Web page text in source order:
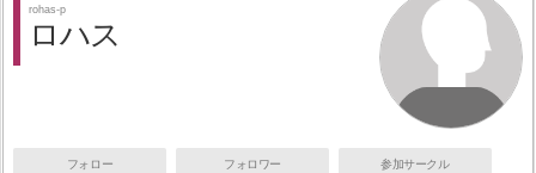
rohas-p
ロハス
フォロー フォロワー 参加サークル